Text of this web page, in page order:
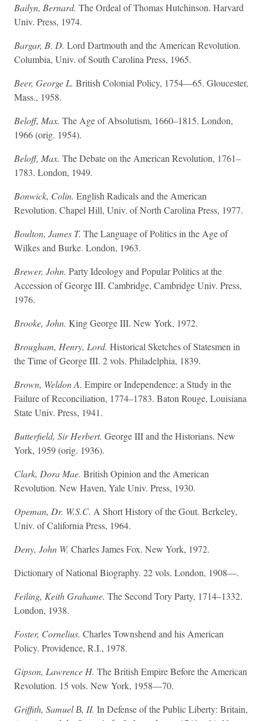
Bailyn, Bernard. The Ordeal of Thomas Hutchinson. Harvard
Univ. Press, 1974.
Bargar, B. D. Lord Dartmouth and the American Revolution.
Columbia, Univ. of South Carolina Press, 1965.
Beer, George L. British Colonial Policy, 1754—65. Gloucester,
Mass., 1958.
Beloff, Max. The Age of Absolutism, 1660–1815. London,
1966 (orig. 1954).
Beloff, Max. The Debate on the American Revolution, 1761–
1783. London, 1949.
Bonwick, Colin. English Radicals and the American
Revolution. Chapel Hill, Univ. of North Carolina Press, 1977.
Boulton, James T. The Language of Politics in the Age of
Wilkes and Burke. London, 1963.
Brewer, John. Party Ideology and Popular Politics at the
Accession of George III. Cambridge, Cambridge Univ. Press,
1976.
Brooke, John. King George III. New York, 1972.
Brougham, Henry, Lord. Historical Sketches of Statesmen in
the Time of George III. 2 vols. Philadelphia, 1839.
Brown, Weldon A. Empire or Independence; a Study in the
Failure of Reconciliation, 1774–1783. Baton Rouge, Louisiana
State Univ. Press, 1941.
Butterfield, Sir Herbert. George III and the Historians. New
York, 1959 (orig. 1936).
Clark, Dora Mae. British Opinion and the American
Revolution. New Haven, Yale Univ. Press, 1930.
Opeman, Dr. W.S.C. A Short History of the Gout. Berkeley,
Univ. of California Press, 1964.
Deny, John W. Charles James Fox. New York, 1972.
Dictionary of National Biography. 22 vols. London, 1908—.
Feiling, Keith Grahame. The Second Tory Party, 1714–1332.
London, 1938.
Foster, Cornelius. Charles Townshend and his American
Policy. Providence, R.I., 1978.
Gipson, Lawrence H. The British Empire Before the American
Revolution. 15 vols. New York, 1958—70.
Griffith, Samuel В, II. In Defense of the Public Liberty: Britain,